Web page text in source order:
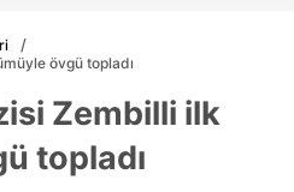
övgü topladı
Zembilli ilk
topladı